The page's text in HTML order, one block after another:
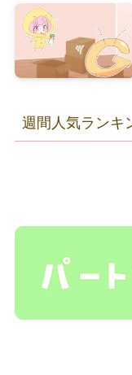
週間人気ランキ